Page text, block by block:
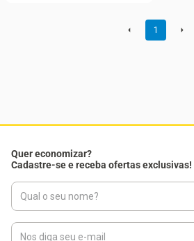
1
Quer economizar?
Cadastre-se e receba ofertas exclusivas!